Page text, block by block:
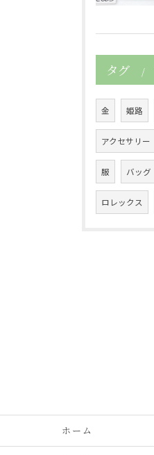
タグ
金 姫路
アクセサリー
服 バッグ
ロレックス
ホーム